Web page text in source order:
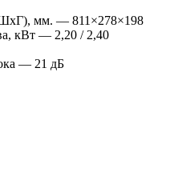
мм. — 811×278×198
кВт — 2,20 / 2,40
— 21 дБ